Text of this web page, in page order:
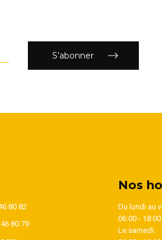
S’abonner
80 82
80 79
Nos
Du lundi au
06:00 - 18:00
Le samedi: